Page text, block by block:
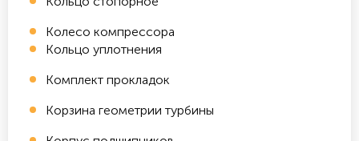
Колесо компрессора
Кольцо уплотнения
Комплект прокладок
Корзина геометрии турбины